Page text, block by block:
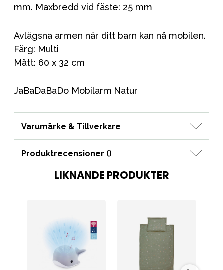
mm. Maxbredd vid fäste: 25 mm
Avlägsna armen när ditt barn kan nå mobilen.
Färg: Multi
Mått: 60 x 32 cm
JaBaDaBaDo Mobilarm Natur
Varumärke & Tillverkare
Produktrecensioner ()
LIKNANDE PRODUKTER